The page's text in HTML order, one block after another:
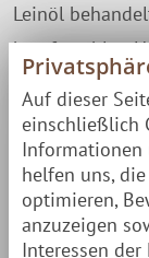
Leinöl
komfortablen
Kombination
Sicherheit bei
Besondere
Exklusive
rostfrei)
Auf dieser
einschließlich
Informationen
helfen uns,
optimieren,
anzuzeigen
Interessen der